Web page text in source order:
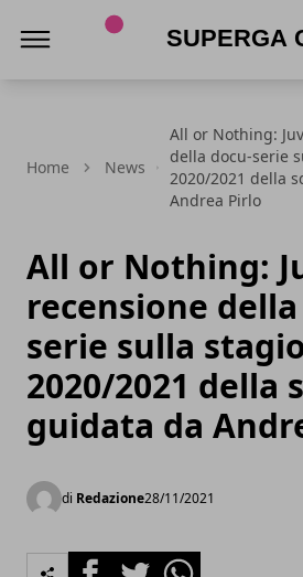
Home News
All or Nothing:
della docu-serie
2020/2021 della
Andrea Pirlo
All or Nothing:
recensione
serie sulla
2020/2021 della
guidata da
di Redazione28/11/2021
FacebookTwitterWhatsapp